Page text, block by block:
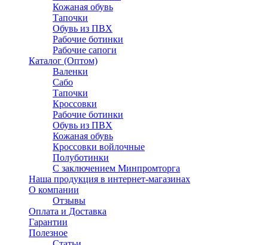
Кожаная обувь
Тапочки
Обувь из ПВХ
Рабочие ботинки
Рабочие сапоги
Каталог (Оптом)
Валенки
Сабо
Тапочки
Кроссовки
Рабочие ботинки
Обувь из ПВХ
Кожаная обувь
Кроссовки войлочные
Полуботинки
C заключением Минпромторга
Наша продукция в интернет-магазинах
О компании
Отзывы
Оплата и Доставка
Гарантии
Полезное